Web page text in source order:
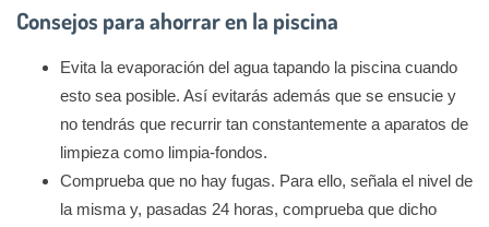
Consejos para ahorrar en la piscina
Evita la evaporación del agua tapando la piscina cuando
esto sea posible. Así evitarás además que se ensucie y
no tendrás que recurrir tan constantemente a aparatos de
limpieza como limpia-fondos.
Comprueba que no hay fugas. Para ello, señala el nivel de
la misma y, pasadas 24 horas, comprueba que dicho